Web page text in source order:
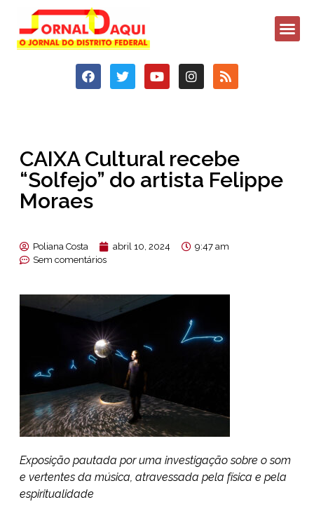
CAIXA Cultural recebe
“Solfejo” do artista Felippe
Moraes
Poliana Costa abril 10, 2024
9:47 am
Sem comentários
Exposição pautada por uma investigação sobre o som
e vertentes da música, atravessada pela física e pela
espiritualidade